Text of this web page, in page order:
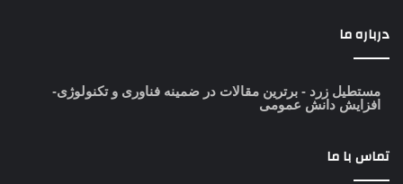
درباره ما
مستطیل زرد - برترین مقالات در ضمینه فناوری و تکنولوژی-
افزایش دانش عمومی
تماس با ما